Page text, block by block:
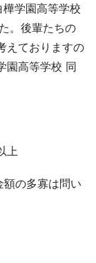
学園高等学校
。後輩たちの
えておりますの
園高等学校 同
上
額の多寡は問い